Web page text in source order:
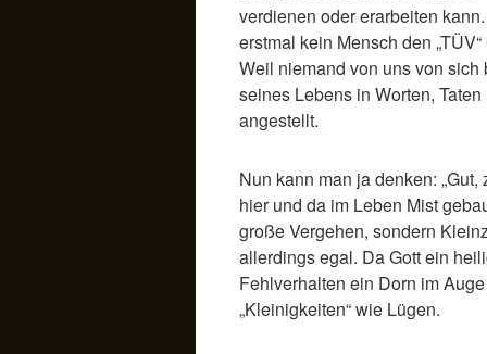
verdienen oder erarbeiten
erstmal kein Mensch den
Weil niemand von uns von
seines Lebens in Worten,
angestellt.
Nun kann man ja denken:
hier und da im Leben Mist
große Vergehen, sondern
allerdings egal. Da Gott ein
Fehlverhalten ein Dorn im
„Kleinigkeiten“ wie Lügen.